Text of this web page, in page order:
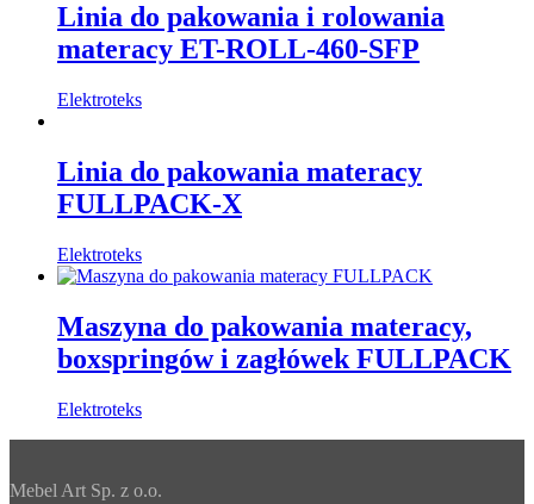
Linia do pakowania i rolowania
materacy ET-ROLL-460-SFP
Elektroteks
Linia do pakowania materacy
FULLPACK-X
Elektroteks
Maszyna do pakowania materacy,
boxspringów i zagłówek FULLPACK
Elektroteks
Mebel Art Sp. z o.o.